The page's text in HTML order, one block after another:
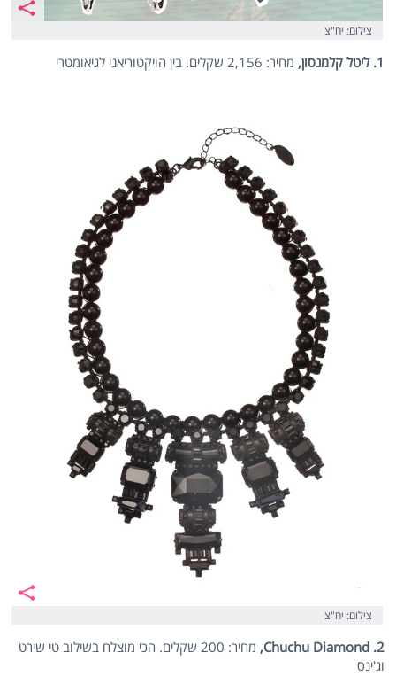
צילום: יח"צ
1. ליטל קלמנסון, מחיר: 2,156 שקלים. בין הויקטוריאני לגיאומטרי
צילום: יח"צ
2.
Chuchu Diamond
,
מחיר: 200 שקלים. הכי מוצלח בשילוב טי שירט
וג'ינס